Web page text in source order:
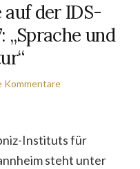
der IDS-
„Sprache und
Kommentare
Instituts für
steht unter